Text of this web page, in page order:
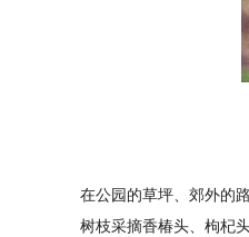
在公园的草坪、郊外的
树枝采摘香椿头、枸杞